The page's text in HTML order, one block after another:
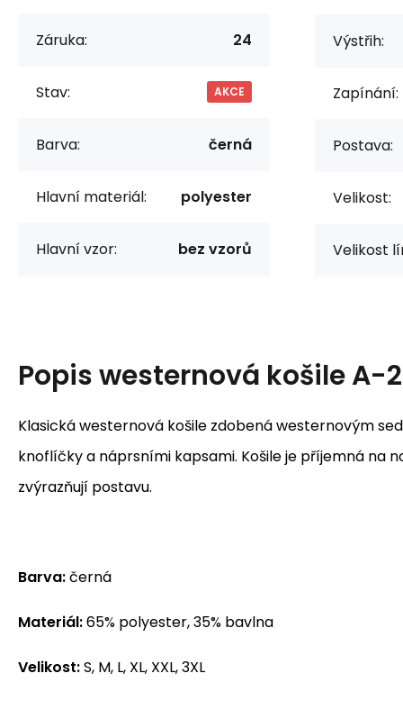
Záruka: 24
Stav: AKCE
Barva: černá
Hlavní materiál: polyester
Hlavní vzor: bez vzorů
Výstřih:
Zapínání:
Postava:
Velikost:
Velikost
Popiswesternová košile A-
Klasická westernová košile zdobená westernovým
knoflíčky a náprsními kapsami. Košile je příjemná na
zvýrazňují postavu.
Barva:černá
Materiál:65% polyester, 35% bavlna
Velikost:S, M, L, XL, XXL, 3XL